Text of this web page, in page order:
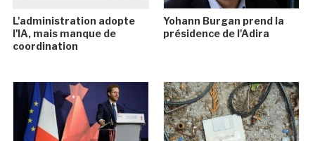
L'administration adopte
l'IA, mais manque de
coordination
Yohann Burgan prend la
présidence de l'Adira